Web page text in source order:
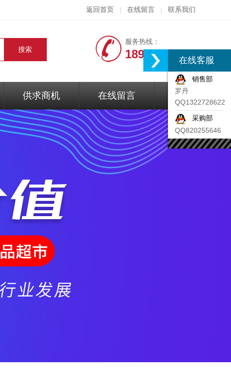
返回首页 在线留言 联系我们
服务热线：
18917074297
供求商机 在线留言 联系我们
在线客服
销售部
罗丹
QQ1322728622
采购部
QQ820255646